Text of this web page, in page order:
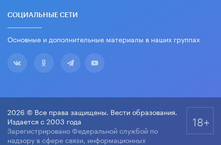
СОЦИАЛЬНЫЕ СЕТИ
Основные и дополнительные материалы в наших группах
2026 © Все права защищены. Вести образования.
Издается с 2003 года
Зарегистрировано Федеральной службой по
надзору в сфере связи, информационных
18+